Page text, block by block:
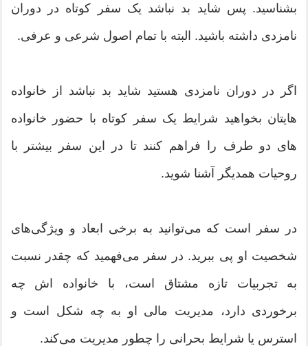
بشناسید. پس شاید بد نباشد یک سفر کوتاه در دوران
نامزدی داشته باشید. البته با تمام اصول شرعی و عرفی.
اگر در دوران نامزدی هستید شاید بد نباشد از خانواده
هایتان بخواهید شرایط یک سفر کوتاه با حضور خانواده
های دو طرف را فراهم کنند تا در این سفر بیشتر با
روحیات همدیگر آشنا شوید.
در سفر است که می‌توانید به برخی ابعاد و ویژگی‌های
شخصیت او پی ببرید. در سفر می‌فهمید که چقدر نسبت
به تجربیات تازه مشتاق است، با خانواده اش چه
برخوردی دارد، مدیریت مالی او به چه شکل است و
استرس یا شرایط بحرانی را چطور مدیریت می‌کند.